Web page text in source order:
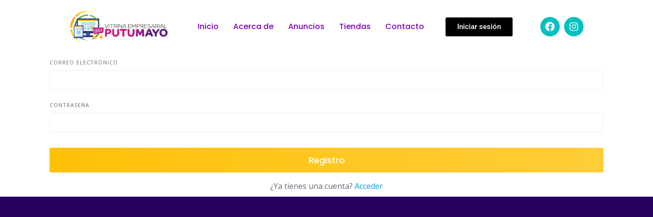
Inicio Acerca de Anuncios Tiendas Contacto Iniciar sesión
CORREO ELECTRÓNICO
CONTRASEÑA
Registro
¿Ya tienes una cuenta? Acceder